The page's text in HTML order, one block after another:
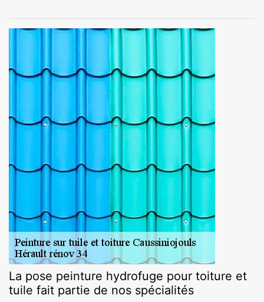
La pose peinture hydrofuge pour toiture et
tuile fait partie de nos spécialités